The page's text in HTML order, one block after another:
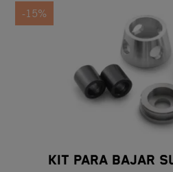
-15%
KIT PARA BAJAR